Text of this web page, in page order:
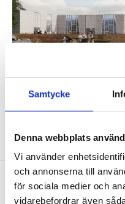
Samtycke
Denna webbplats
Vi använder
och annonserna till
för sociala medier och
vidarebefordrar även
Kikås visualisering
Footer
Contact us